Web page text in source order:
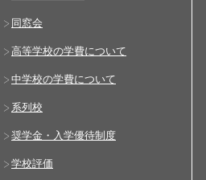
同窓会
高等学校の学費について
中学校の学費について
系列校
奨学金・入学優待制度
学校評価